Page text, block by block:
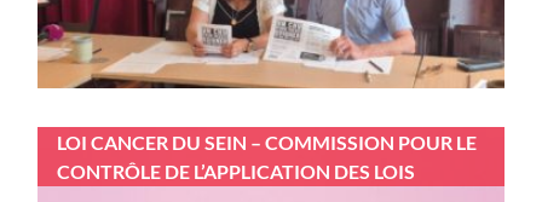
LOI CANCER DU SEIN – COMMISSION POUR LE
CONTRÔLE DE L’APPLICATION DES LOIS